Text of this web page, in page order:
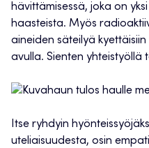
hävittämisessä, joka on
haasteista. Myös
aineiden säteilyä
avulla. Sienten yhteistyöllä
Itse ryhdyin
uteliaisuudesta, osin